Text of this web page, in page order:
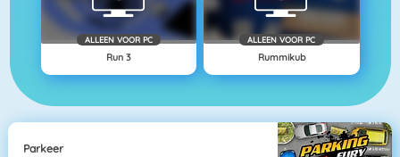
ALLEEN VOOR PC
Run 3
ALLEEN VOOR PC
Rummikub
Parkeer